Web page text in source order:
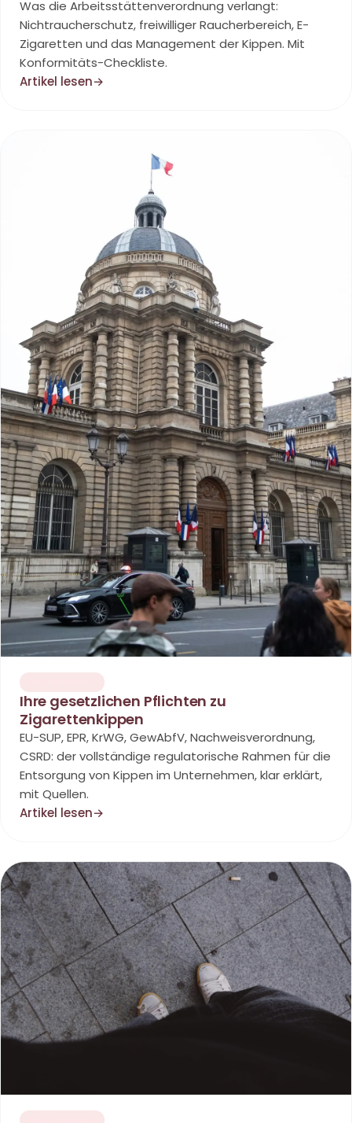
Was die Arbeitsstättenverordnung verlangt:
Nichtraucherschutz, freiwilliger Raucherbereich, E-
Zigaretten und das Management der Kippen. Mit
Konformitäts-Checkliste.
Artikel lesen→
Ihre gesetzlichen Pflichten zu
Zigarettenkippen
EU-SUP, EPR, KrWG, GewAbfV, Nachweisverordnung,
CSRD: der vollständige regulatorische Rahmen für die
Entsorgung von Kippen im Unternehmen, klar erklärt,
mit Quellen.
Artikel lesen→